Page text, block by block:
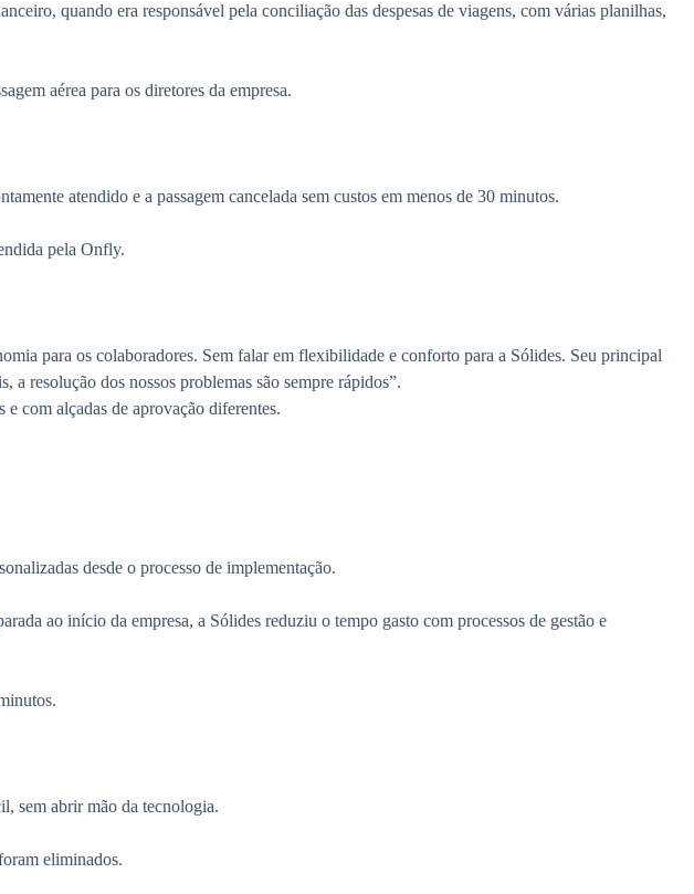
quando era responsável pela conciliação das despesas de viagens, com várias planilhas,
aérea para os diretores da empresa.
atendido e a passagem cancelada sem custos em menos de 30 minutos.
pela Onfly.
para os colaboradores. Sem falar em flexibilidade e conforto para a Sólides. Seu principal
resolução dos nossos problemas são sempre rápidos”.
com alçadas de aprovação diferentes.
desde o processo de implementação.
ao início da empresa, a Sólides reduziu o tempo gasto com processos de gestão e
sem abrir mão da tecnologia.
eliminados.